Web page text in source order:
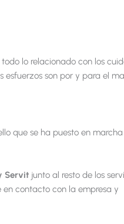
lo relacionado con los
esfuerzos son por y para el
que se ha puesto en
Servit junto al resto de los
contacto con la empresa y